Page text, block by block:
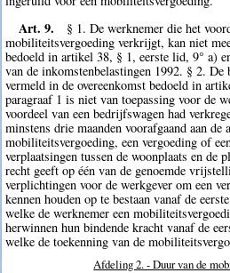
Art. 9.
§ 1. De werknemer die het
mobiliteitsvergoeding verkrijgt, kan niet
bedoeld in artikel 38, § 1, eerste lid, 9° a)
van de inkomstenbelastingen 1992. § 2.
vermeld in de overeenkomst bedoeld in
paragraaf 1 is niet van toepassing voor de
voordeel van een bedrijfswagen had
minstens drie maanden voorafgaand aan de
mobiliteitsvergoeding, een vergoeding of
verplaatsingen tussen de woonplaats en de
recht geeft op één van de genoemde
verplichtingen voor de werkgever om een
kennen houden op te bestaan vanaf de
welke de werknemer een
herwinnen hun bindende kracht vanaf de
welke de toekenning van de
Afdeling 2. - Duur van de